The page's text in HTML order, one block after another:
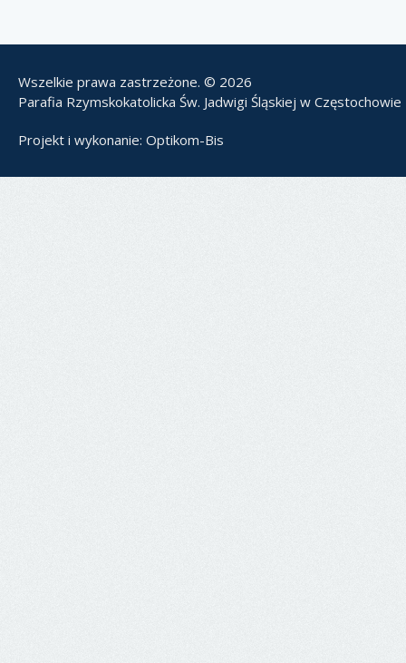
Wszelkie prawa zastrzeżone. © 2026
Parafia Rzymskokatolicka Św. Jadwigi Śląskiej w Częstochowie
Projekt i wykonanie: Optikom-Bis